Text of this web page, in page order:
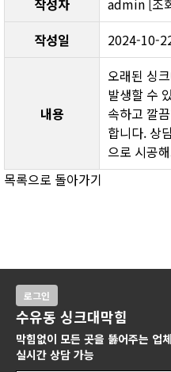
작성자
admin [조
작성일
2024-10-
내용
오래된 싱
발생할 수
속하고 깔
합니다. 상
으로 시공
목록으로 돌아가기
로그인
수유동 싱크대막힘
막힘없이 모든 곳을 뚫어주는 업
실시간 상담 가능